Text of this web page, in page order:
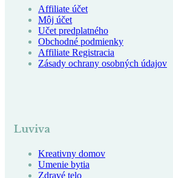
Affiliate účet
Môj účet
Učet predplatného
Obchodné podmienky
Affiliate Registracia
Zásady ochrany osobných údajov
Luviva
Kreativny domov
Umenie bytia
Zdravé telo